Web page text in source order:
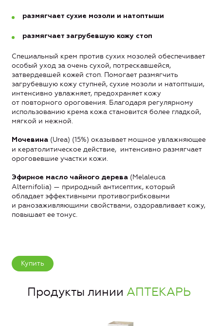
размягчает сухие мозоли и натоптыши
размягчает загрубевшую кожу стоп
Специальный крем против сухих мозолей обеспечивает
особый уход за очень сухой, потрескавшейся,
затвердевшей кожей стоп. Помогает размягчить
загрубевшую кожу ступней, сухие мозоли и натоптыши,
интенсивно увлажняет, предохраняет кожу
от повторного ороговения. Благодаря регулярному
использованию крема кожа становится более гладкой,
мягкой и нежной.
Мочевина (Urea) (15%) оказывает мощное увлажняющее
и кератолитическое действие, интенсивно размягчает
ороговевшие участки кожи.
Эфирное масло чайного дерева (Melaleuca
Alternifolia) — природный антисептик, который
обладает эффективными противогрибковыми
и ранозаживляющими свойствами, оздоравливает кожу,
повышает ее тонус.
Купить
Продукты линии АПТЕКАРЬ